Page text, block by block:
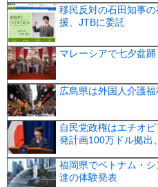
移民反対の石田知事
援、JTBに委託
マレーシアで七夕盆
広島県は外国人介護
自民党政権はエチオ
発計画100万ドル拠出
福岡県でベトナム・
達の体験発表